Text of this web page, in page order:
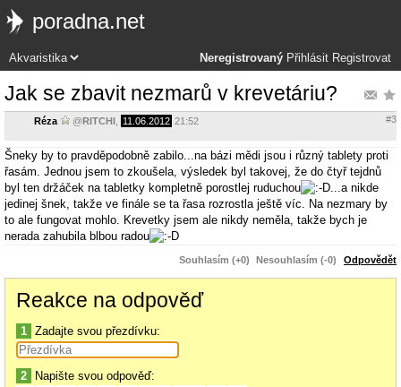
poradna.net
Neregistrovaný Přihlásit Registrovat
Jak se zbavit nezmarů v krevetáriu?
Réza @RITCHI 11.06.2012 21:52 #3
Šneky by to pravděpodobně zabilo...na bázi mědi jsou i různý tablety proti
řasám. Jednou jsem to zkoušela, výsledek byl takovej, že do čtyř tejdnů
byl ten držáček na tabletky kompletně porostlej ruduchou
...a nikde
jedinej šnek, takže ve finále se ta řasa rozrostla ještě víc. Na nezmary by
to ale fungovat mohlo. Krevetky jsem ale nikdy neměla, takže bych je
nerada zahubila blbou radou
Souhlasím (+0) Nesouhlasím (-0) Odpovědět
Reakce na odpověď
1 Zadajte svou přezdívku:
2 Napište svou odpověď: